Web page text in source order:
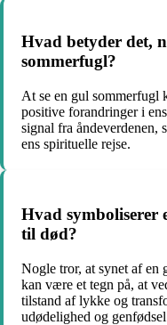
Hvad betyder det,
sommerfugl?
At se en gul sommerfugl
positive forandringer i
signal fra åndeverdenen,
ens spirituelle rejse.
Hvad symboliserer
til død?
Nogle tror, at synet af en
kan være et tegn på, at
tilstand af lykke og
udødelighed og